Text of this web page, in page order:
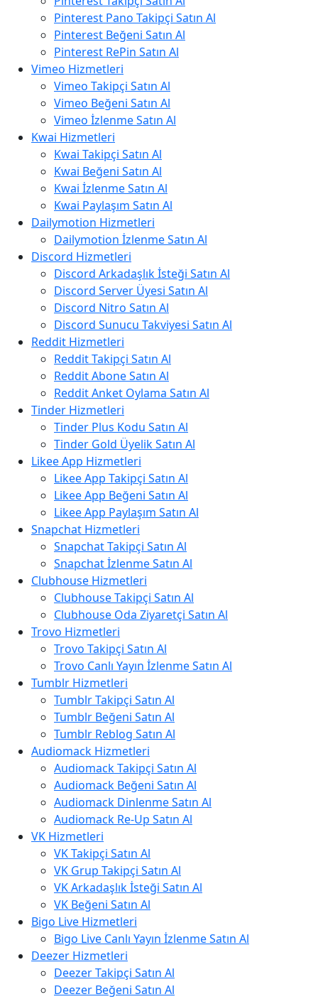
Pinterest Pano Takipçi Satın Al
Pinterest Beğeni Satın Al
Pinterest RePin Satın Al
Vimeo Hizmetleri
Vimeo Takipçi Satın Al
Vimeo Beğeni Satın Al
Vimeo İzlenme Satın Al
Kwai Hizmetleri
Kwai Takipçi Satın Al
Kwai Beğeni Satın Al
Kwai İzlenme Satın Al
Kwai Paylaşım Satın Al
Dailymotion Hizmetleri
Dailymotion İzlenme Satın Al
Discord Hizmetleri
Discord Arkadaşlık İsteği Satın Al
Discord Server Üyesi Satın Al
Discord Nitro Satın Al
Discord Sunucu Takviyesi Satın Al
Reddit Hizmetleri
Reddit Takipçi Satın Al
Reddit Abone Satın Al
Reddit Anket Oylama Satın Al
Tinder Hizmetleri
Tinder Plus Kodu Satın Al
Tinder Gold Üyelik Satın Al
Likee App Hizmetleri
Likee App Takipçi Satın Al
Likee App Beğeni Satın Al
Likee App Paylaşım Satın Al
Snapchat Hizmetleri
Snapchat Takipçi Satın Al
Snapchat İzlenme Satın Al
Clubhouse Hizmetleri
Clubhouse Takipçi Satın Al
Clubhouse Oda Ziyaretçi Satın Al
Trovo Hizmetleri
Trovo Takipçi Satın Al
Trovo Canlı Yayın İzlenme Satın Al
Tumblr Hizmetleri
Tumblr Takipçi Satın Al
Tumblr Beğeni Satın Al
Tumblr Reblog Satın Al
Audiomack Hizmetleri
Audiomack Takipçi Satın Al
Audiomack Beğeni Satın Al
Audiomack Dinlenme Satın Al
Audiomack Re-Up Satın Al
VK Hizmetleri
VK Takipçi Satın Al
VK Grup Takipçi Satın Al
VK Arkadaşlık İsteği Satın Al
VK Beğeni Satın Al
Bigo Live Hizmetleri
Bigo Live Canlı Yayın İzlenme Satın Al
Deezer Hizmetleri
Deezer Takipçi Satın Al
Deezer Beğeni Satın Al